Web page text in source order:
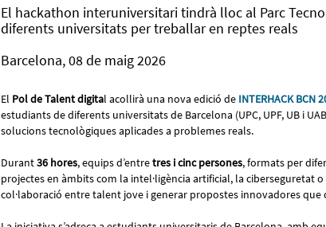
El hackathon interuniversitari tindrà lloc al Parc
diferents universitats per treballar en reptes reals
Barcelona, 08 de maig 2026
El Pol de Talent digital acollirà una nova edició de INTERHACK BCN
estudiants de diferents universitats de Barcelona (UPC, UPF, UB i
solucions tecnològiques aplicades a problemes reals.
Durant36 hores, equips d’entretres i cinc persones, formats per
projectes en àmbits com la intel·ligència artificial, la ciberseguretat
col·laboració entre talent jove i generar propostes innovadores